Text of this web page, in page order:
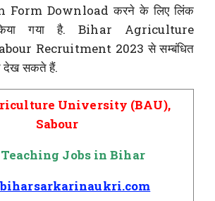
Form Download करने के लिए लिंक
गया है. Bihar Agriculture
Recruitment 2023 से सम्बंधित
देख सकते हैं.
University (BAU),
Sabour
Jobs in Bihar